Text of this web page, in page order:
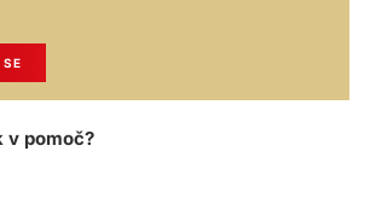
v pomoč?